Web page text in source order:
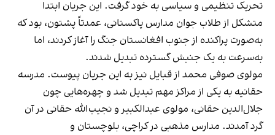
تحریک تنظیمی و سیاسی به خود گرفت. این جریان ابتدا
متشکل از طلاب جوان مدارس پاکستانی، عمدتاً پشتون، بود که
به‌صورت پراکنده از جنوب افغانستان جنگ را آغاز کردند، اما
به‌سرعت به یک جنبش گسترده تبدیل شدند.
مولوی صوفی محمد از قبایل نیز به این جریان پیوست. مدرسه
حقانیه به یکی از مراکز مهم تبدیل شد و چهره‌هایی چون
جلال‌الدین حقانی، مولوی عبدالکبیر و نجیب‌الله حقانی در آن
گرد آمدند. مدارس مذهبی در کراچی، بلوچستان و